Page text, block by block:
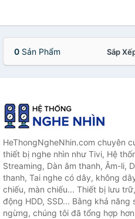
0 Sản Phẩm Sắp
HeThongNgheNhin.com chuyên
thiết bị nghe nhìn như Tivi, Hệ
Streaming, Dàn âm thanh, Âm-li,
thanh, Tai nghe có dây, không
chiếu, màn chiếu... Thiết bị lưu
động HDD, SSD... Bằng khả
ngừng, chúng tôi đã tổng hợp